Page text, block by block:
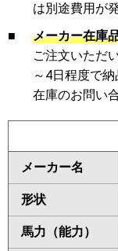
は別途費用が
■
メーカー在庫
ご注文いただ
～4日程度で
在庫のお問い
メーカー名
形状
馬力（能力）